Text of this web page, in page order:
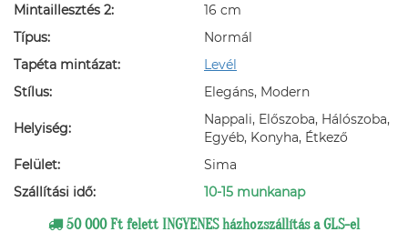
Mintaillesztés 2:
16 cm
Típus:
Normál
Tapéta mintázat:
Levél
Stílus:
Elegáns, Modern
Helyiség:
Nappali, Előszoba, Hálószoba,
Egyéb, Konyha, Étkező
Felület:
Sima
Szállítási idő:
10-15 munkanap
50 000 Ft felett INGYENES házhozszállítás a GLS-el